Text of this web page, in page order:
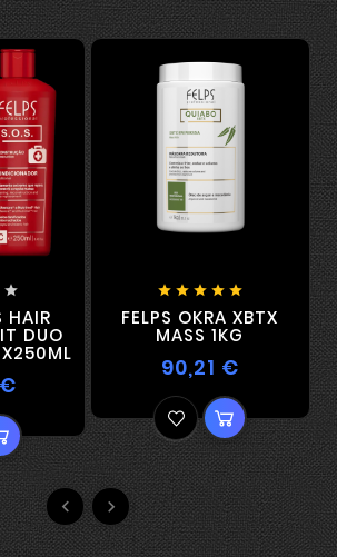

HAIR
DUO
    
FELPS OKRA XBTX
MASS 1KG
90,21 €
 